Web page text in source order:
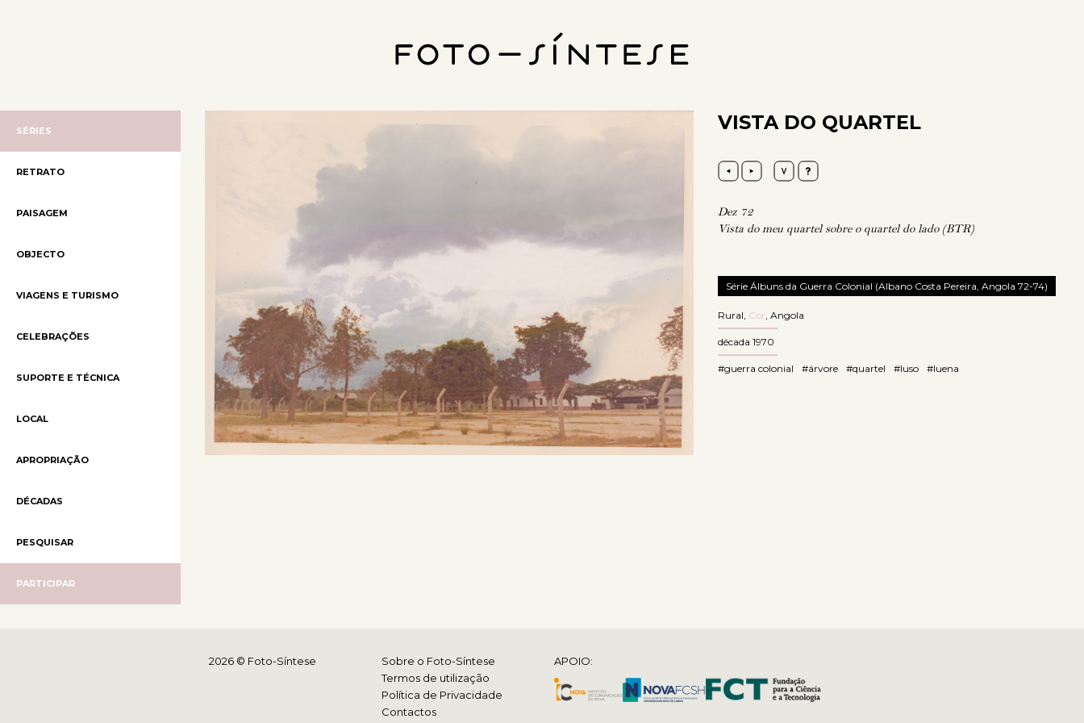
SÉRIES
RETRATO
PAISAGEM
OBJECTO
VIAGENS E TURISMO
CELEBRAÇÕES
SUPORTE E TÉCNICA
LOCAL
APROPRIAÇÃO
DÉCADAS
PESQUISAR
PARTICIPAR
VISTA DO QUARTEL
Dez 72
Vista do meu quartel sobre o quartel do lado (BTR)
Série Álbuns da Guerra Colonial (Albano Costa Pereira, Angola 72-74)
Rural, Cor, Angola
década 1970
#guerra colonial #árvore #quartel #luso #luena
Sobre o Foto-Síntese
Termos de utilização
Política de Privacidade
Contactos
APOIO:
2026 © Foto-Síntese